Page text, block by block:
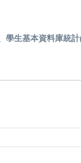
學生基本資料庫統